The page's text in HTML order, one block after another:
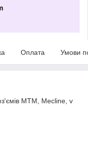
Оплата Умови
MTM, Mecline, v